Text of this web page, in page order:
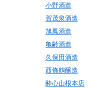
小野酒造
賀茂泉酒造
旭鳳酒造
亀齢酒造
久保田酒造
西條鶴醸造
酔心山根本店